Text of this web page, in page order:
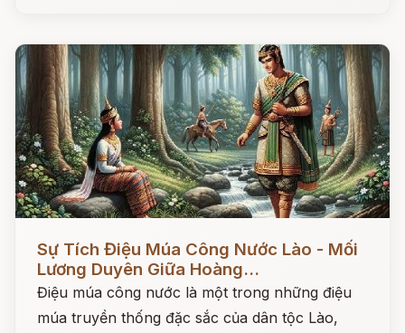
Sự Tích Điệu Múa Công Nước Lào - Mối
Lương Duyên Giữa Hoàng...
Điệu múa công nước là một trong những điệu
múa truyền thống đặc sắc của dân tộc Lào,